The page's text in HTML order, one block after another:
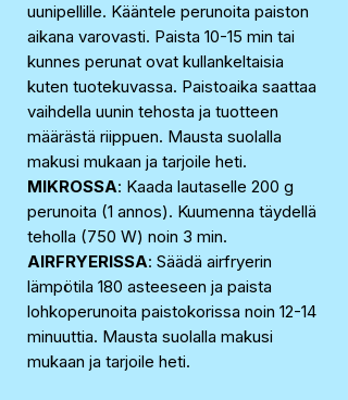
uunipellille. Kääntele perunoita paiston
aikana varovasti. Paista 10-15 min tai
kunnes perunat ovat kullankeltaisia
kuten tuotekuvassa. Paistoaika saattaa
vaihdella uunin tehosta ja tuotteen
määrästä riippuen. Mausta suolalla
makusi mukaan ja tarjoile heti.
MIKROSSA: Kaada lautaselle 200 g
perunoita (1 annos). Kuumenna täydellä
teholla (750 W) noin 3 min.
AIRFRYERISSA: Säädä airfryerin
lämpötila 180 asteeseen ja paista
lohkoperunoita paistokorissa noin 12-14
minuuttia. Mausta suolalla makusi
mukaan ja tarjoile heti.